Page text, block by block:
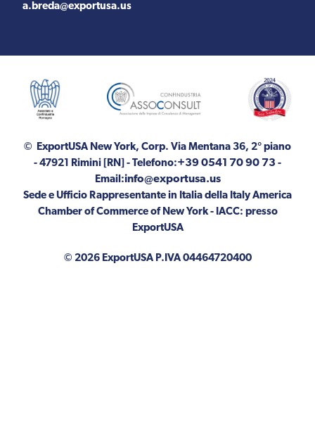
a.breda@exportusa.us
© ExportUSA New York, Corp. Via Mentana 36, 2° piano
- 47921 Rimini [RN]
- Telefono:+39 0541 70 90 73 -
Email:info@exportusa.us
Sede e Ufficio Rappresentante in Italia della Italy America
Chamber of Commerce of New York - IACC: presso
ExportUSA
© 2026 ExportUSA P.IVA 04464720400